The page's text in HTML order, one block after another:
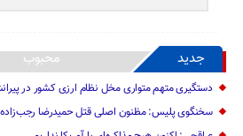
جدید محبوب
دستگیری متهم متواری مخل نظام ارزی کشور در
سخنگوی پلیس: مظنون اصلی قتل حمیدرضا